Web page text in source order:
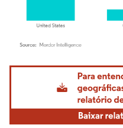
Imagem © Mordor Intelligence. O